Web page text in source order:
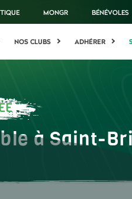
MONGR BÉNÉVOLES
NOS CLUBS ADHÉRER
à Saint-